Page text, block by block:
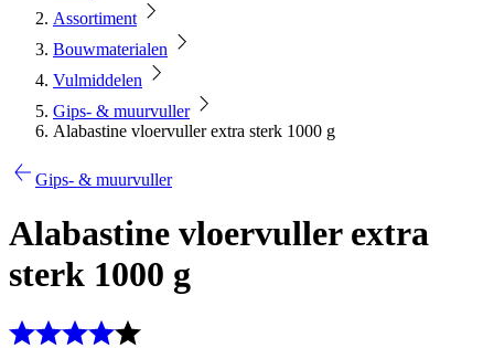
Assortiment
Bouwmaterialen
Vulmiddelen
Gips- & muurvuller
Alabastine vloervuller extra sterk 1000 g
Gips- & muurvuller
Alabastine vloervuller extra
sterk 1000 g